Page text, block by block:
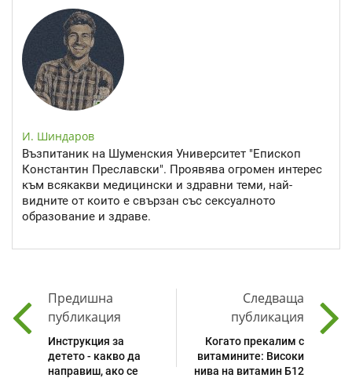
И. Шиндаров
Възпитаник на Шуменския Университет "Епископ
Константин Преславски". Проявява огромен интерес
към всякакви медицински и здравни теми, най-
видните от които е свързан със сексуалното
образование и здраве.
Предишна
публикация
Инструкция за
детето - какво да
направиш, ако се
Следваща
публикация
Когато прекалим с
витамините: Високи
нива на витамин Б12